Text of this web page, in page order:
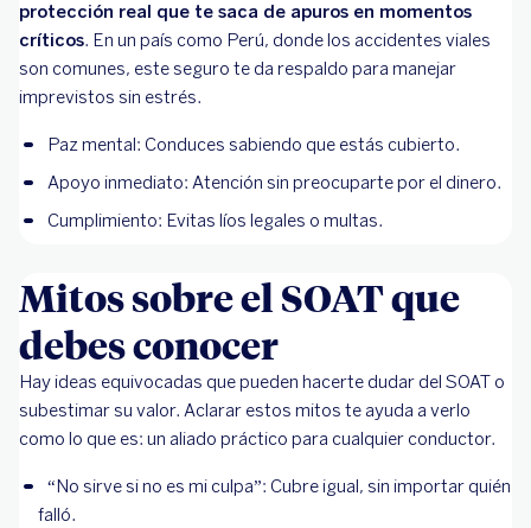
protección real que te saca de apuros en momentos
críticos. En un país como Perú, donde los accidentes viales
son comunes, este seguro te da respaldo para manejar
imprevistos sin estrés.
Paz mental: Conduces sabiendo que estás cubierto.
Apoyo inmediato: Atención sin preocuparte por el dinero.
Cumplimiento: Evitas líos legales o multas.
Mitos sobre el SOAT que
debes conocer
Hay ideas equivocadas que pueden hacerte dudar del SOAT o
subestimar su valor. Aclarar estos mitos te ayuda a verlo
como lo que es: un aliado práctico para cualquier conductor.
“No sirve si no es mi culpa”: Cubre igual, sin importar quién
falló.